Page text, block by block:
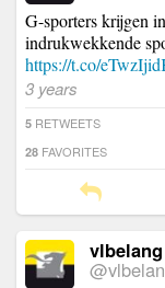
G-sporters krijgen
indrukwekkende
https://t.co/
3 years
5 RETWEETS
28 FAVORITES
vlbelang